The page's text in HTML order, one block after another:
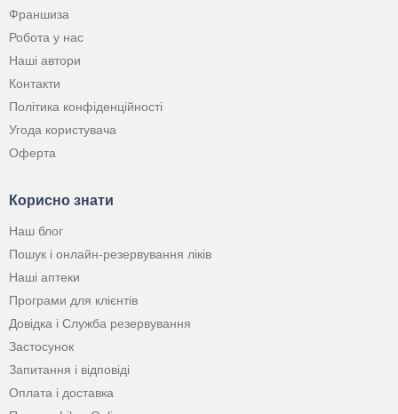
Франшиза
Робота у нас
Наші автори
Контакти
Політика конфіденційності
Угода користувача
Оферта
Корисно знати
Наш блог
Пошук і онлайн-резервування ліків
Наші аптеки
Програми для клієнтів
Довідка і Служба резервування
Застосунок
Запитання і відповіді
Оплата і доставка